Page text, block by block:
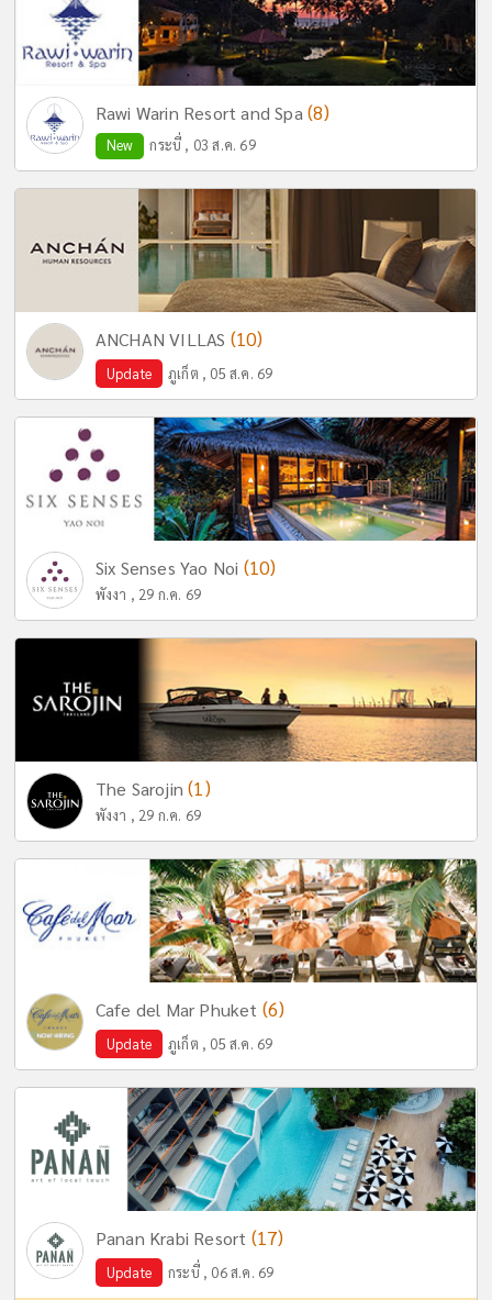
Rawi Warin Resort and Spa (8)
New กระบี่ , 03 ส.ค. 69
ANCHAN VILLAS (10)
Update ภูเก็ต , 05 ส.ค. 69
Six Senses Yao Noi (10)
พังงา , 29 ก.ค. 69
The Sarojin(1)
พังงา , 29 ก.ค. 69
Cafe del Mar Phuket (6)
Update ภูเก็ต , 05 ส.ค. 69
Panan Krabi Resort (17)
Update กระบี่ , 06 ส.ค. 69